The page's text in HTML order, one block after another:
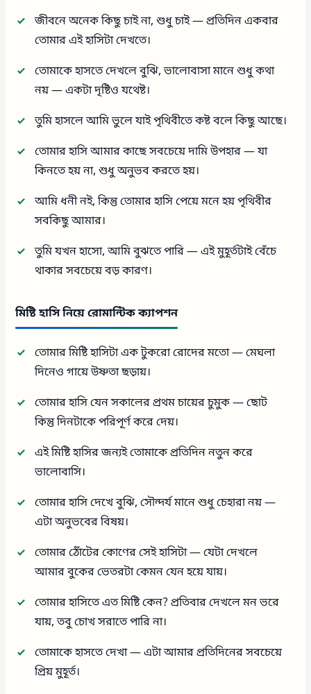
জীবনে অনেক কিছু চাই না, শুধু চাই — প্রতিদিন একবার
তোমার এই হাসিটা দেখতে।
তোমাকে হাসতে দেখলে বুঝি, ভালোবাসা মানে শুধু কথা
নয় — একটা দৃষ্টিও যথেষ্ট।
তুমি হাসলে আমি ভুলে যাই পৃথিবীতে কষ্ট বলে কিছু আছে।
তোমার হাসি আমার কাছে সবচেয়ে দামি উপহার — যা
কিনতে হয় না, শুধু অনুভব করতে হয়।
আমি ধনী নই, কিন্তু তোমার হাসি পেয়ে মনে হয় পৃথিবীর
সবকিছু আমার।
তুমি যখন হাসো, আমি বুঝতে পারি — এই মুহূর্তটাই বেঁচে
থাকার সবচেয়ে বড় কারণ।
মিষ্টি হাসি নিয়ে রোমান্টিক ক্যাপশন
তোমার মিষ্টি হাসিটা এক টুকরো রোদের মতো — মেঘলা
দিনেও গায়ে উষ্ণতা ছড়ায়।
তোমার হাসি যেন সকালের প্রথম চায়ের চুমুক — ছোট
কিন্তু দিনটাকে পরিপূর্ণ করে দেয়।
এই মিষ্টি হাসির জন্যই তোমাকে প্রতিদিন নতুন করে
ভালোবাসি।
তোমার হাসি দেখে বুঝি, সৌন্দর্য মানে শুধু চেহারা নয় —
এটা অনুভবের বিষয়।
তোমার ঠোঁটের কোণের সেই হাসিটা — যেটা দেখলে
আমার বুকের ভেতরটা কেমন যেন হয়ে যায়।
তোমার হাসিতে এত মিষ্টি কেন? প্রতিবার দেখলে মন ভরে
যায়, তবু চোখ সরাতে পারি না।
তোমাকে হাসতে দেখা — এটা আমার প্রতিদিনের সবচেয়ে
প্রিয় মুহূর্ত।